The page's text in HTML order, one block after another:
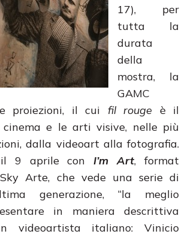
17), per
tutta la
durata
della
mostra, la
GAMC
proiezioni, il cui fil rouge è il
e le arti visive, nelle più
dalla videoart alla fotografia.
il 9 aprile conI’m Art, format
Arte, che vede una serie di
generazione, “la meglio
in maniera descrittiva
videoartista italiano: Vinicio